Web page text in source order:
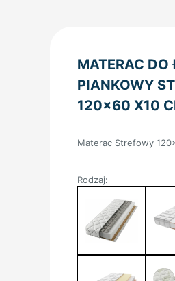
MATERAC DO
PIANKOWY
120×60 X10
Materac Strefowy
Rodzaj: